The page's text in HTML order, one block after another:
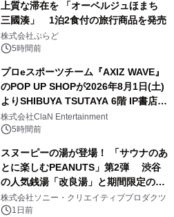
上質な滞在を 「オーベルジュほまち
三國湊」 1泊2食付の旅行商品を発売
株式会社ぷらど
5時間前
プロeスポーツチーム『AXIZ WAVE』
のPOP UP SHOPが2026年8月1日(土)
よりSHIBUYA TSUTAYA 6階 IP書店で
開催決定！！
株式会社ClaN Entertainment
5時間前
スヌーピーの湯が登場！ 「サウナのあ
とに楽しむPEANUTS」第2弾 渋谷
の人気銭湯「改良湯」と期間限定のコ
ラボレーション サウナイキタイコラ
ボグッズも発売決定！
株式会社ソニー・クリエイティブプロダクツ
1日前